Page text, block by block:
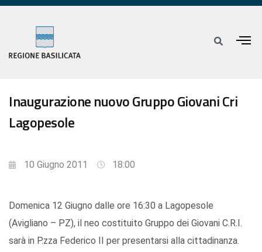
Inaugurazione nuovo Gruppo Giovani Cri
Lagopesole
10 Giugno 2011 18:00
Domenica 12 Giugno dalle ore 16:30 a Lagopesole
(Avigliano – PZ), il neo costituito Gruppo dei Giovani C.R.I.
sarà in P.zza Federico II per presentarsi alla cittadinanza.